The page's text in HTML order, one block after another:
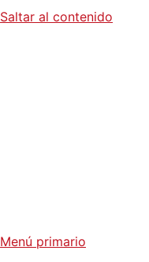
Saltar al contenido
Menú primario